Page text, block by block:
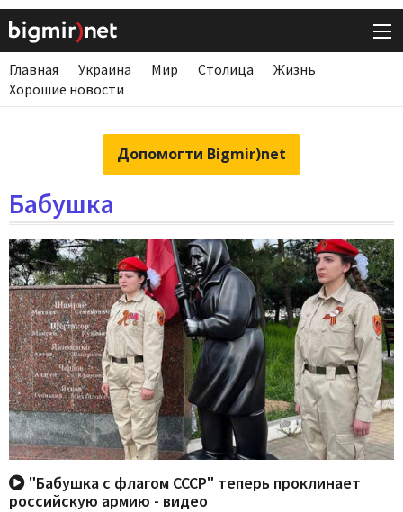
Главная Украина Мир Столица
Жизнь
Хорошие новости
Допомогти Bigmir)net
Бабушка
"Бабушка с флагом СССР" теперь проклинает
российскую армию - видео